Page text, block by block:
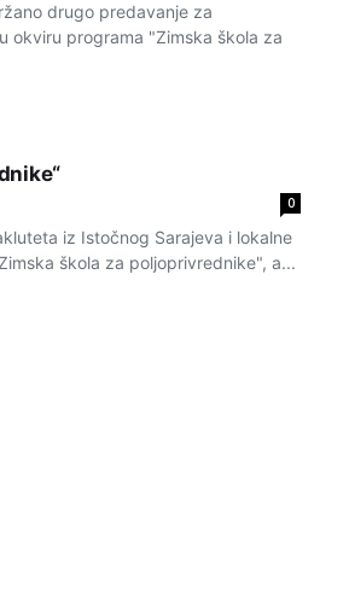
drugo predavanje za
okviru programa "Zimska škola za
0
iz Istočnog Sarajeva i lokalne
škola za poljoprivrednike", a...